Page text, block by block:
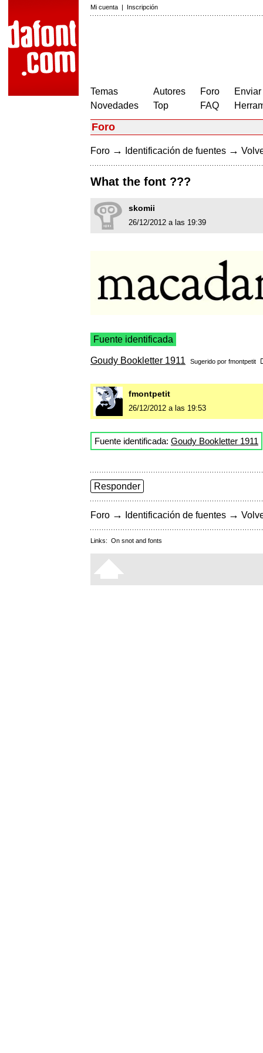
Mi cuenta | Inscripción
Temas
Novedades
Autores
Top
Foro
FAQ
Foro
Foro → Identificación de fuentes →
What the font ???
skomii
26/12/2012 a las 19:39
Fuente identificada
Goudy Bookletter 1911 Sugerido por fmontpetit
fmontpetit
26/12/2012 a las 19:53
Fuente identificada: Goudy Bookletter 1911
Responder
Foro → Identificación de fuentes →
Links: On snot and fonts